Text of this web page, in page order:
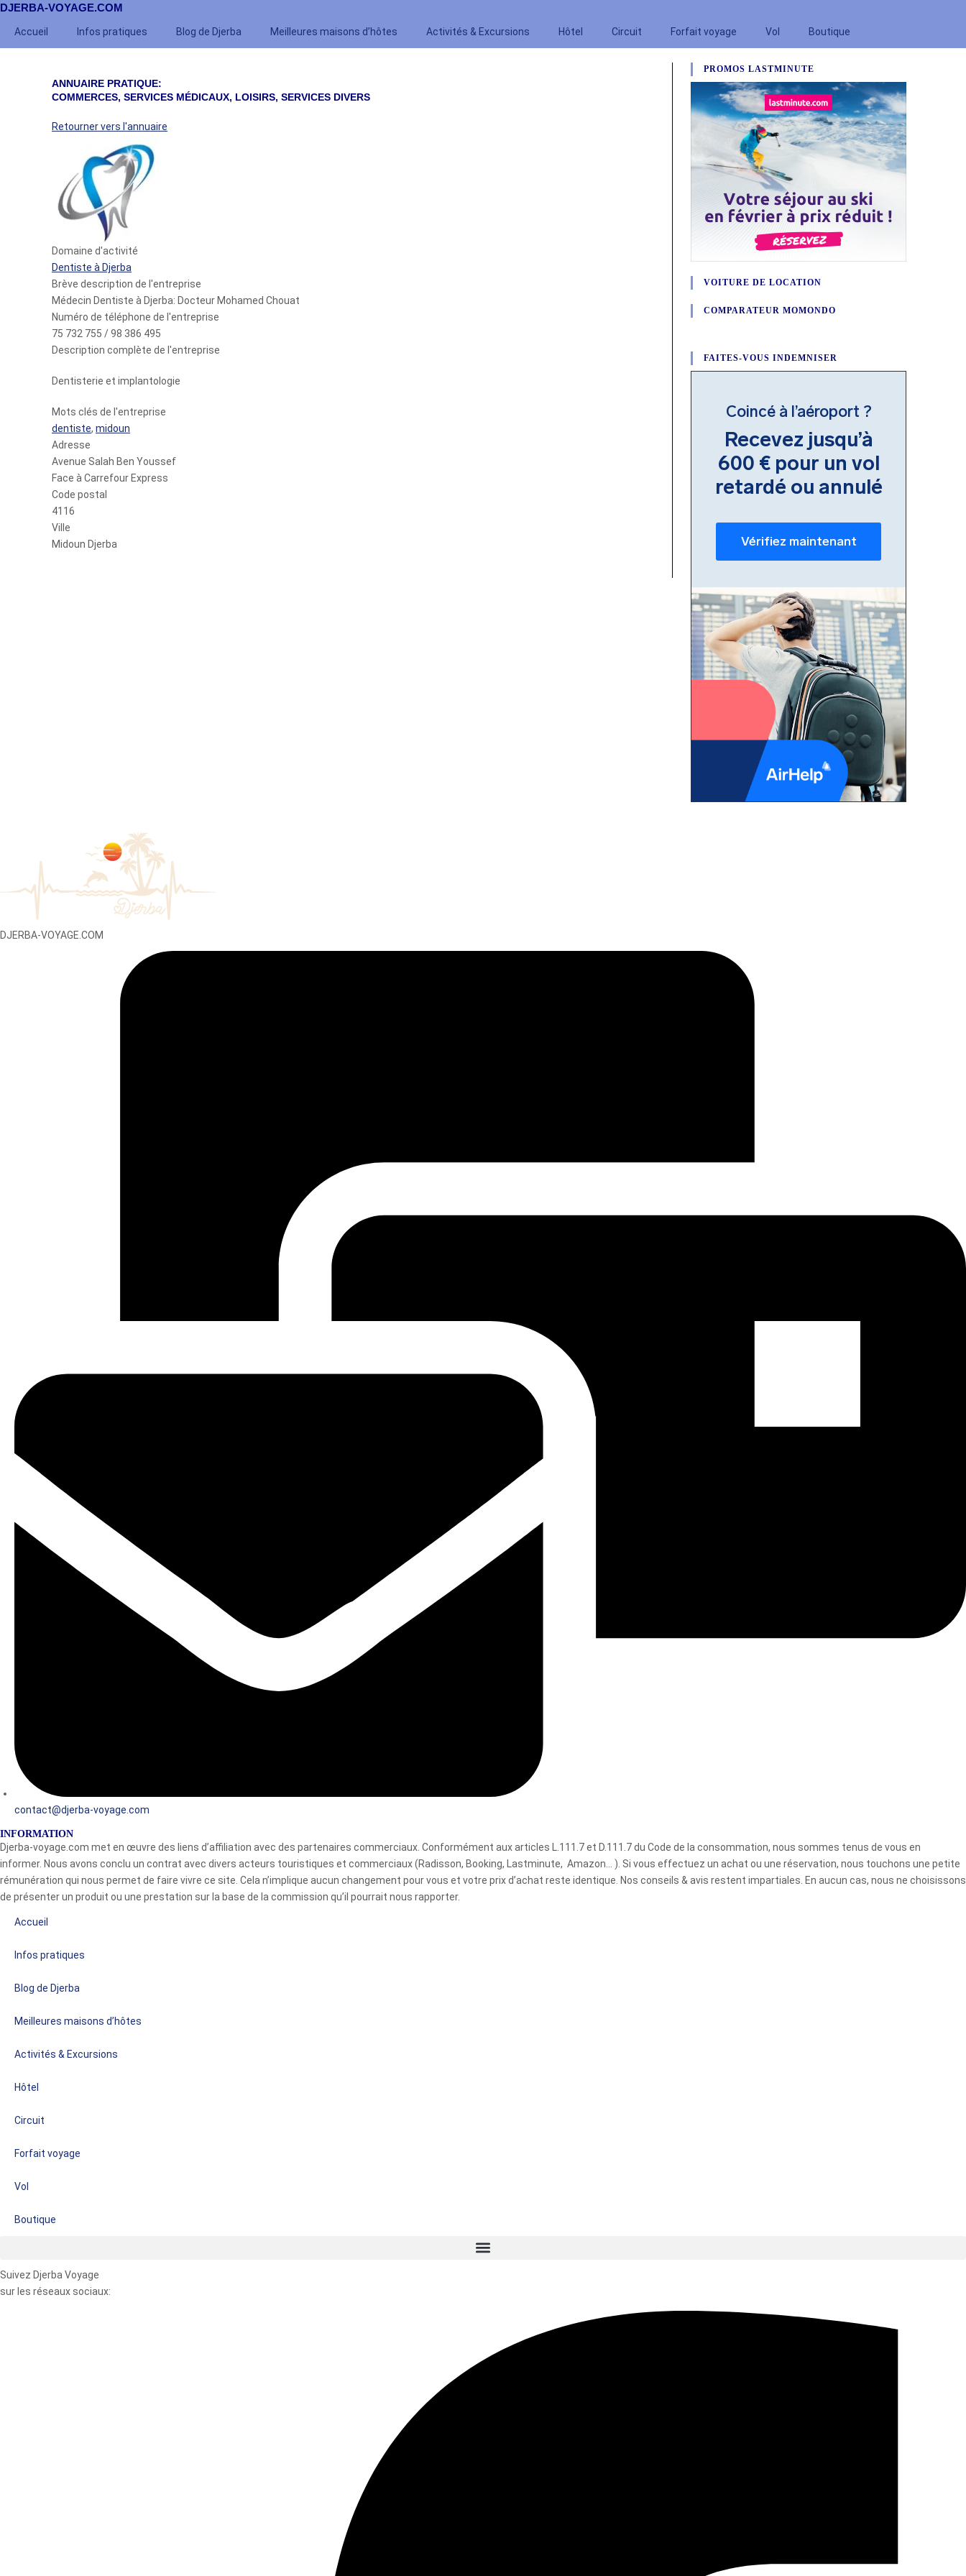
DJERBA-VOYAGE.COM
Accueil Infos pratiques Blog de Djerba Meilleures maisons d’hôtes Activités & Excursions Hôtel Circuit Forfait voyage Vol Boutique
ANNUAIRE PRATIQUE:
COMMERCES, SERVICES MÉDICAUX, LOISIRS, SERVICES DIVERS
Retourner vers l'annuaire
Domaine d'activité
Dentiste à Djerba
Brève description de l'entreprise
Médecin Dentiste à Djerba: Docteur Mohamed Chouat
Numéro de téléphone de l'entreprise
75 732 755 / 98 386 495
Description complète de l'entreprise
Dentisterie et implantologie
Mots clés de l'entreprise
dentiste, midoun
Adresse
Avenue Salah Ben Youssef
Face à Carrefour Express
Code postal
4116
Ville
Midoun Djerba
PROMOS LASTMINUTE
VOITURE DE LOCATION
COMPARATEUR MOMONDO
FAITES-VOUS INDEMNISER
DJERBA-VOYAGE.COM
contact@djerba-voyage.com
INFORMATION
Djerba-voyage.com met en œuvre des liens d’affiliation avec des partenaires commerciaux. Conformément aux articles L.111.7 et D.111.7 du Code de la consommation, nous sommes tenus de vous en
informer. Nous avons conclu un contrat avec divers acteurs touristiques et commerciaux (Radisson, Booking, Lastminute, Amazon… ). Si vous effectuez un achat ou une réservation, nous touchons une petite
rémunération qui nous permet de faire vivre ce site. Cela n’implique aucun changement pour vous et votre prix d’achat reste identique. Nos conseils & avis restent impartiales. En aucun cas, nous ne choisissons
de présenter un produit ou une prestation sur la base de la commission qu’il pourrait nous rapporter.
Accueil
Infos pratiques
Blog de Djerba
Meilleures maisons d’hôtes
Activités & Excursions
Hôtel
Circuit
Forfait voyage
Vol
Boutique
Suivez Djerba Voyage
sur les réseaux sociaux: